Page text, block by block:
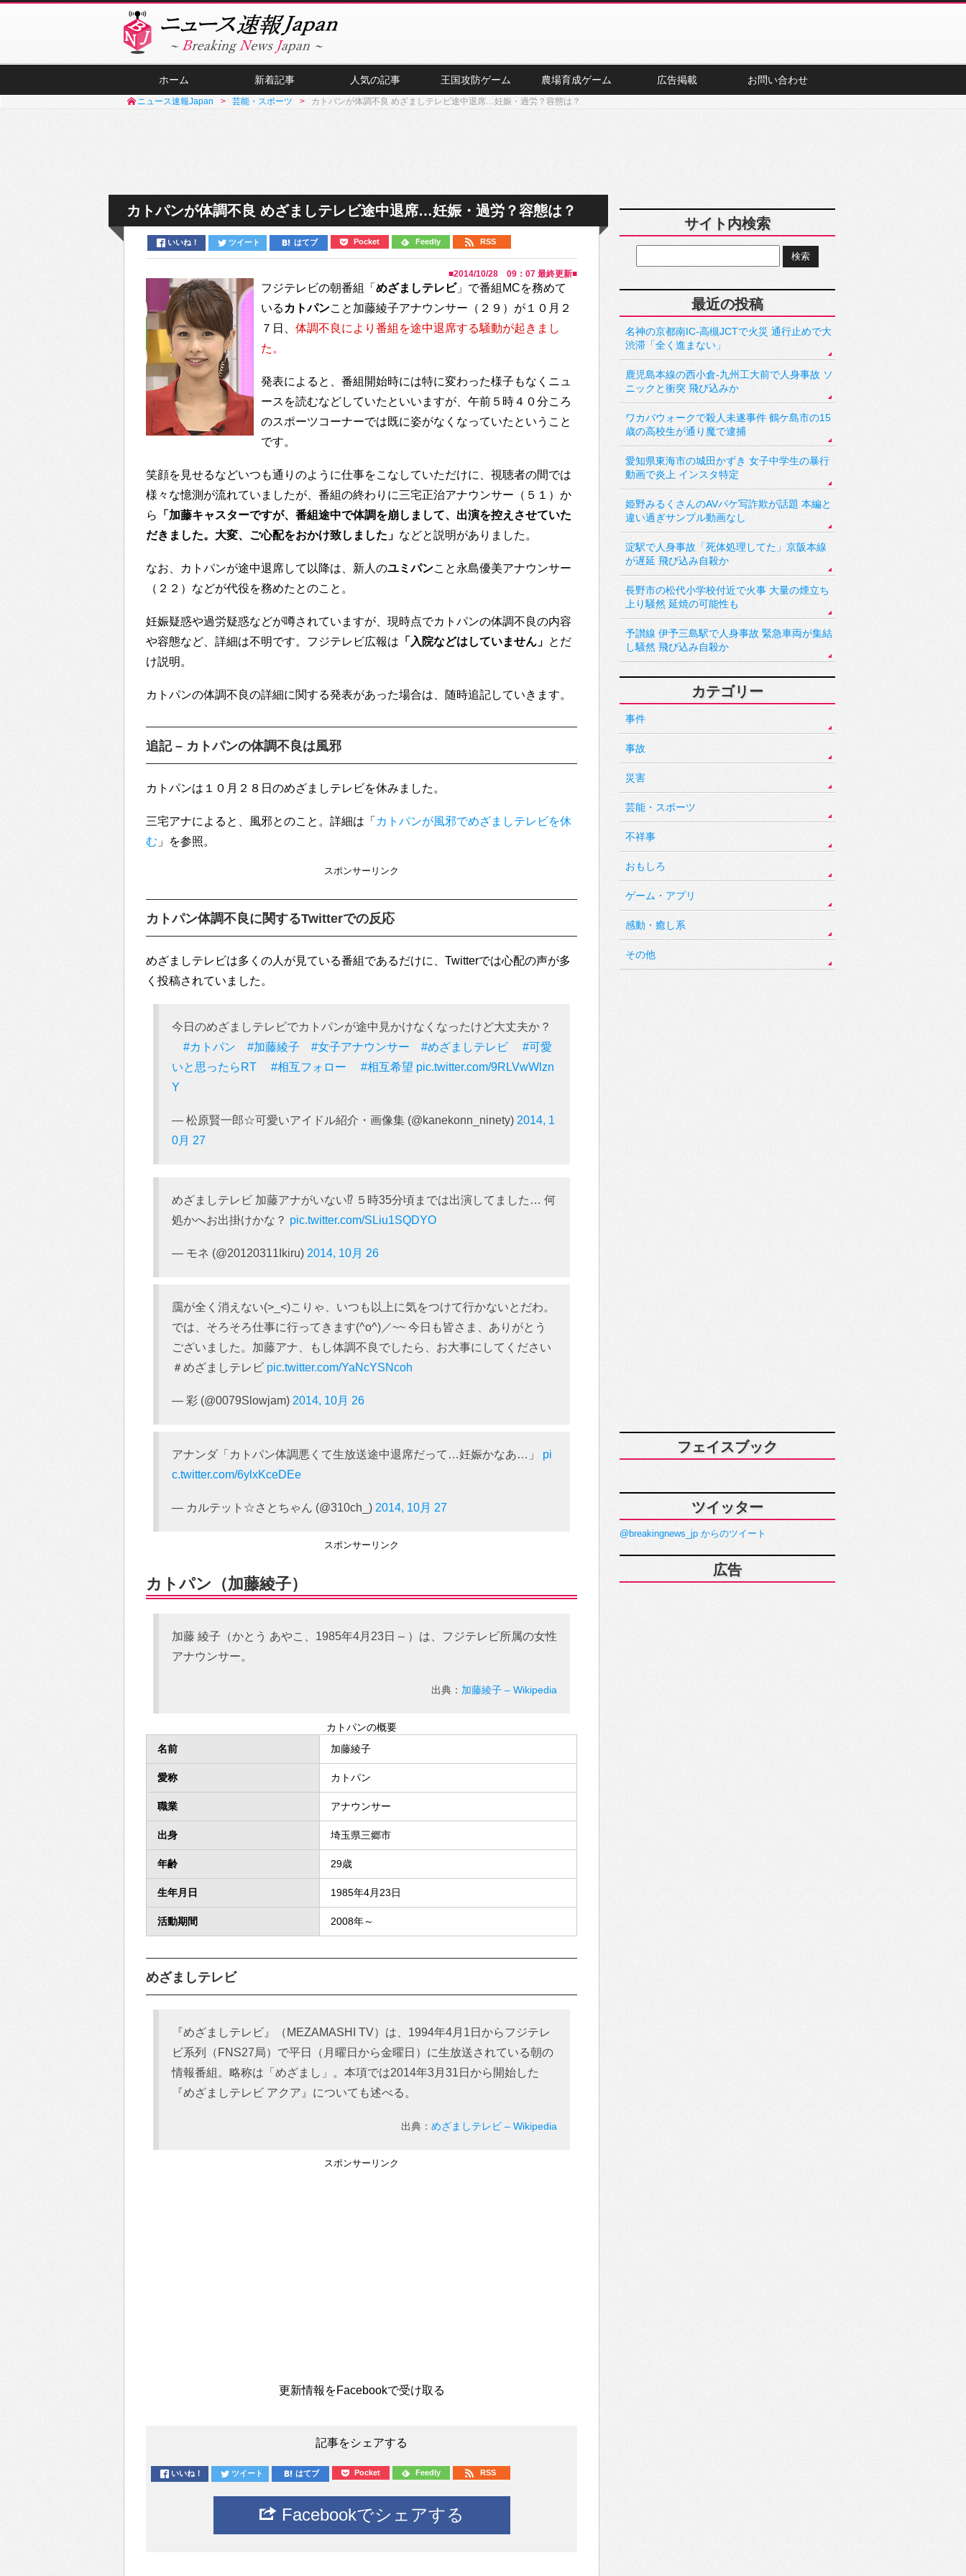
ホーム 新着記事 人気の記事 王国攻防ゲーム 農場育成ゲーム 広告掲載 お問い合わせ
ニュース速報Japan 芸能・スポーツ カトパンが体調不良 めざましテレビ途中退席…妊娠・過労？容態は？
カトパンが体調不良 めざましテレビ途中退席…妊娠・過労？容態は？
いいね！ ツイート はてブ Pocket Feedly RSS
■2014/10/28 09：07 最終更新■
フジテレビの朝番組「 めざましテレビ」で番組MCを務めて
いる カトパンこと加藤綾子アナウンサー（２９）が１０月２
７日、 体調不良により番組を途中退席する騒動が起きまし
た。
発表によると、番組開始時には特に変わった様子もなくニュ
ースを読むなどしていたといいますが、午前５時４０分ころ
のスポーツコーナーでは既に姿がなくなっていたということ
です。
笑顔を見せるなどいつも通りのように仕事をこなしていただけに、視聴者の間では
様々な憶測が流れていましたが、番組の終わりに三宅正治アナウンサー（５１）か
ら
「加藤キャスターですが、番組途中で体調を崩しまして、出演を控えさせていた
だきました。大変、ご心配をおかけ致しました」 などと説明がありました。
なお、カトパンが途中退席して以降は、新人のユミパンこと永島優美アナウンサー
（２２）などが代役を務めたとのこと。
妊娠疑惑や過労疑惑などが噂されていますが、現時点でカトパンの体調不良の内容
や容態など、詳細は不明です。フジテレビ広報は 「入院などはしていません」
とだ
け説明。
カトパンの体調不良の詳細に関する発表があった場合は、随時追記していきます。
追記 – カトパンの体調不良は風邪
カトパンは１０月２８日のめざましテレビを休みました。
三宅アナによると、風邪とのこと。詳細は「 カトパンが風邪でめざましテレビを休
む 」を参照。
スポンサーリンク
カトパン体調不良に関するTwitterでの反応
めざましテレビは多くの人が見ている番組であるだけに、Twitterでは心配の声が多
く投稿されていました。
今日のめざましテレビでカトパンが途中見かけなくなったけど大丈夫か？
#カトパン
#加藤綾子 #女子アナウンサー #めざましテレビ
#可愛
いと思ったらRT
#相互フォロー #相互希望 pic.twitter.com/9RLVwWlzn
Y
— 松原賢一郎☆可愛いアイドル紹介・画像集 (@kanekonn_ninety) 2014, 1
0月 27
めざましテレビ 加藤アナがいない⁉ ５時35分頃までは出演してました… 何
処かへお出掛けかな？ pic.twitter.com/SLiu1SQDYO
— モネ (@20120311Ikiru) 2014, 10月 26
靄が全く消えない(>_<)こりゃ、いつも以上に気をつけて行かないとだわ。
では、そろそろ仕事に行ってきます(^o^)／~~ 今日も皆さま、ありがとう
ございました。加藤アナ、もし体調不良でしたら、お大事にしてください
＃めざましテレビ pic.twitter.com/YaNcYSNcoh
— 彩 (@0079Slowjam) 2014, 10月 26
アナンダ「カトパン体調悪くて生放送途中退席だって…妊娠かなあ…」 pi
c.twitter.com/6ylxKceDEe
— カルテット☆さとちゃん (@310ch_) 2014, 10月 27
スポンサーリンク
カトパン（加藤綾子）
加藤 綾子（かとう あやこ、1985年4月23日 – ）は、フジテレビ所属の女性
アナウンサー。
出典： 加藤綾子 – Wikipedia
カトパンの概要
名前
加藤綾子
愛称 カトパン
職業 アナウンサー
出身 埼玉県三郷市
年齢 29歳
生年月日 1985年4月23日
活動期間 2008年～
めざましテレビ
『めざましテレビ』（MEZAMASHI TV）は、1994年4月1日からフジテレ
ビ系列（FNS27局）で平日（月曜日から金曜日）に生放送されている朝の
情報番組。略称は「めざまし」。本項では2014年3月31日から開始した
『めざましテレビ アクア』についても述べる。
出典： めざましテレビ – Wikipedia
スポンサーリンク
更新情報をFacebookで受け取る
記事をシェアする
いいね！ ツイート はてブ Pocket Feedly RSS
Facebookでシェアする
サイト内検索
最近の投稿
名神の京都南IC-高槻JCTで火災 通行止めで大
渋滞「全く進まない」
鹿児島本線の西小倉-九州工大前で人身事故 ソ
ニックと衝突 飛び込みか
ワカバウォークで殺人未遂事件 鶴ケ島市の15
歳の高校生が通り魔で逮捕
愛知県東海市の城田かずき 女子中学生の暴行
動画で炎上 インスタ特定
姫野みるくさんのAVパケ写詐欺が話題 本編と
違い過ぎサンプル動画なし
淀駅で人身事故「死体処理してた」京阪本線
が遅延 飛び込み自殺か
長野市の松代小学校付近で火事 大量の煙立ち
上り騒然 延焼の可能性も
予讃線 伊予三島駅で人身事故 緊急車両が集結
し騒然 飛び込み自殺か
カテゴリー
事件
事故
災害
芸能・スポーツ
不祥事
おもしろ
ゲーム・アプリ
感動・癒し系
その他
フェイスブック
ツイッター
@breakingnews_jp からのツイート
広告